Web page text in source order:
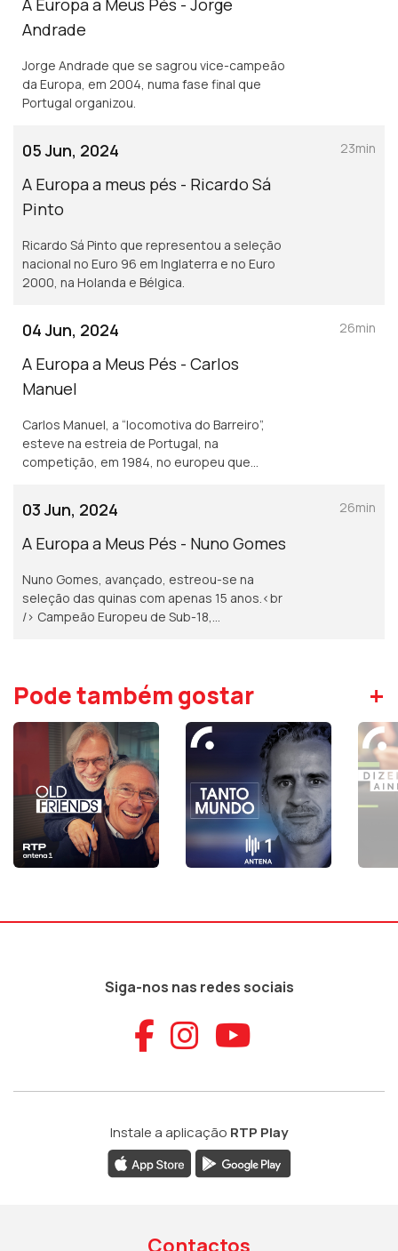
A Europa a Meus Pés - Jorge
Andrade
Jorge Andrade que se sagrou vice-campeão
da Europa, em 2004, numa fase final que
Portugal organizou.
05 Jun, 2024
A Europa a meus pés - Ricardo Sá
Pinto
Ricardo Sá Pinto que representou a seleção
nacional no Euro 96 em Inglaterra e no Euro
2000, na Holanda e Bélgica.
23min
04 Jun, 2024
A Europa a Meus Pés - Carlos
Manuel
Carlos Manuel, a “locomotiva do Barreiro”,
esteve na estreia de Portugal, na
competição, em 1984, no europeu que
26min
03 Jun, 2024
A Europa a Meus Pés - Nuno Gomes
Nuno Gomes, avançado, estreou-se na
seleção das quinas com apenas 15 anos.<br
/> Campeão Europeu de Sub-18,
26min
Pode também gostar +
Siga-nos nas redes sociais
Aceder ao
Aceder ao
Aceder
Instale a aplicação RTP Play
Contactos